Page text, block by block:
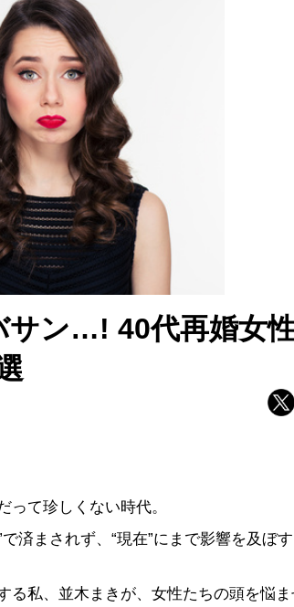
サン…! 40代再婚女
て珍しくない時代。
済まされず、“現在”にまで影響を及ぼす
私、並木まきが、女性たちの頭を悩ま